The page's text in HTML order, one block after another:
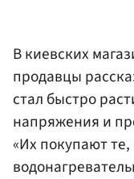
В киевских
продавцы
стал быстро
напряжения и
«Их покупают